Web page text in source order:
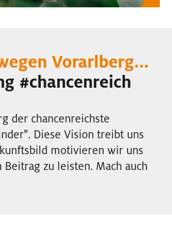
Vorarlberg...
#chancenreich
der chancenreichste
Diese Vision treibt uns
motivieren wir uns
zu leisten. Mach auch